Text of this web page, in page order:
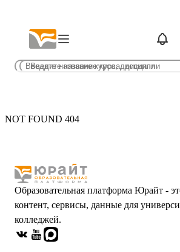
NOT FOUND 404
Образовательная платформа Юрайт -
контент, сервисы, данные для
колледжей.